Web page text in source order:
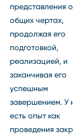
представления
общих чертах,
продолжая его
подготовкой,
реализацией, и
заканчивая его
успешным
завершением. У
есть опыт как
проведения